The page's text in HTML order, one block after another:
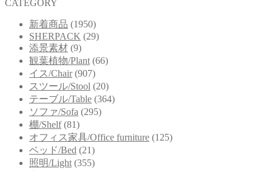
CATEGORY
新着商品 (1950)
SHERPACK (29)
添景素材 (9)
観葉植物/Plant (66)
イス/Chair (907)
スツール/Stool (20)
テーブル/Table (364)
ソファ/Sofa (295)
棚/Shelf (81)
オフィス家具/Office furniture (125)
ベッド/Bed (21)
照明/Light (355)